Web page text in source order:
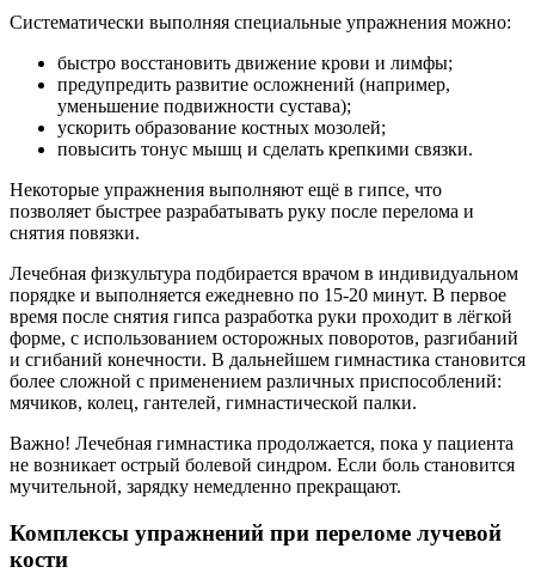
Систематически выполняя специальные упражнения можно:
быстро восстановить движение крови и лимфы;
предупредить развитие осложнений (например,
уменьшение подвижности сустава);
ускорить образование костных мозолей;
повысить тонус мышц и сделать крепкими связки.
Некоторые упражнения выполняют ещё в гипсе, что
позволяет быстрее разрабатывать руку после перелома и
снятия повязки.
Лечебная физкультура подбирается врачом в индивидуальном
порядке и выполняется ежедневно по 15-20 минут. В первое
время после снятия гипса разработка руки проходит в лёгкой
форме, с использованием осторожных поворотов, разгибаний
и сгибаний конечности. В дальнейшем гимнастика становится
более сложной с применением различных приспособлений:
мячиков, колец, гантелей, гимнастической палки.
Важно! Лечебная гимнастика продолжается, пока у пациента
не возникает острый болевой синдром. Если боль становится
мучительной, зарядку немедленно прекращают.
Комплексы упражнений при переломе лучевой
кости